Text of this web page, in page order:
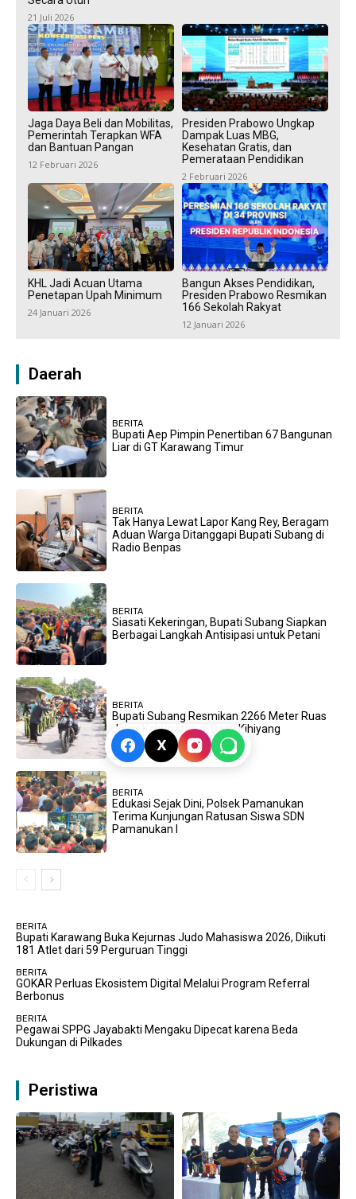
21 Juli 2026
Jaga Daya Beli dan Mobilitas,
Pemerintah Terapkan WFA
dan Bantuan Pangan
12 Februari 2026
Presiden Prabowo Ungkap
Dampak Luas MBG,
Kesehatan Gratis, dan
Pemerataan Pendidikan
2 Februari 2026
KHL Jadi Acuan Utama
Penetapan Upah Minimum
24 Januari 2026
Bangun Akses Pendidikan,
Presiden Prabowo Resmikan
166 Sekolah Rakyat
12 Januari 2026
Daerah
BERITA
Bupati Aep Pimpin Penertiban 67 Bangunan
Liar di GT Karawang Timur
BERITA
Tak Hanya Lewat Lapor Kang Rey, Beragam
Aduan Warga Ditanggapi Bupati Subang di
Radio Benpas
BERITA
Siasati Kekeringan, Bupati Subang Siapkan
Berbagai Langkah Antisipasi untuk Petani
BERITA
Bupati Subang Resmikan 2266 Meter Ruas
Jalan Kabupaten di Desa Kihiyang
BERITA
Edukasi Sejak Dini, Polsek Pamanukan
Terima Kunjungan Ratusan Siswa SDN
Pamanukan I
BERITA
Bupati Karawang Buka Kejurnas Judo Mahasiswa 2026, Diikuti
181 Atlet dari 59 Perguruan Tinggi
BERITA
GOKAR Perluas Ekosistem Digital Melalui Program Referral
Berbonus
BERITA
Pegawai SPPG Jayabakti Mengaku Dipecat karena Beda
Dukungan di Pilkades
Peristiwa
X